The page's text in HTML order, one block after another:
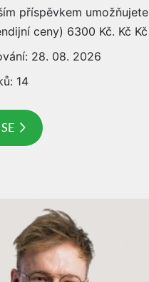
příspěvkem umožňujete
ceny) 6300 Kč. Kč Kč
28. 08. 2026
14